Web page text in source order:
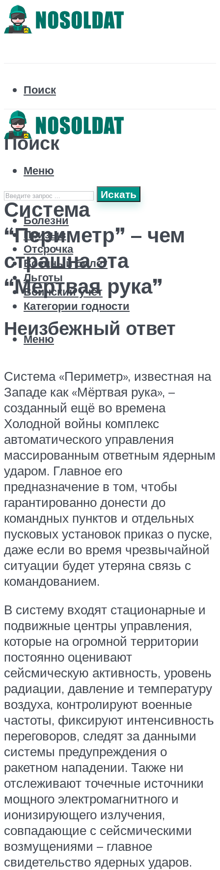
Поиск
Поиск
Искать
Болезни
Призыв
Отсрочка
Военный билет
Льготы
Воинский учет
Категории годности
Меню
Меню
Система
“Периметр” – чем
страшна эта
“Мертвая рука”
Неизбежный ответ
Система «Периметр», известная на
Западе как «Мёртвая рука», –
созданный ещё во времена
Холодной войны комплекс
автоматического управления
массированным ответным ядерным
ударом. Главное его
предназначение в том, чтобы
гарантированно донести до
командных пунктов и отдельных
пусковых установок приказ о пуске,
даже если во время чрезвычайной
ситуации будет утеряна связь с
командованием.
В систему входят стационарные и
подвижные центры управления,
которые на огромной территории
постоянно оценивают
сейсмическую активность, уровень
радиации, давление и температуру
воздуха, контролируют военные
частоты, фиксируют интенсивность
переговоров, следят за данными
системы предупреждения о
ракетном нападении. Также ни
отслеживают точечные источники
мощного электромагнитного и
ионизирующего излучения,
совпадающие с сейсмическими
возмущениями – главное
свидетельство ядерных ударов.